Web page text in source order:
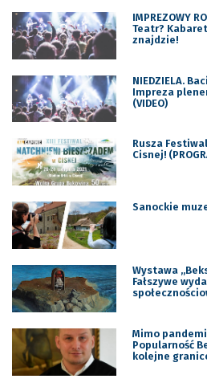
IMPREZOWY
Teatr?
znajdzie!
NIEDZIELA.
Impreza
(VIDEO)
Rusza
Cisnej!
Sanockie
Wystawa
Fałszywe
Mimo
Popularność
kolejne